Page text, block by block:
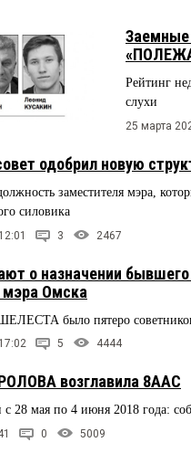
Заемные
Рейтинг
слухи
25 марта
одобрил новую
заместителя мэра,
силовика
3 2467
о назначении
мэра Омска
было пятеро
5 4444
возглавила 8ААС
с 28 мая по 4 июня 2018 года:
0 5009